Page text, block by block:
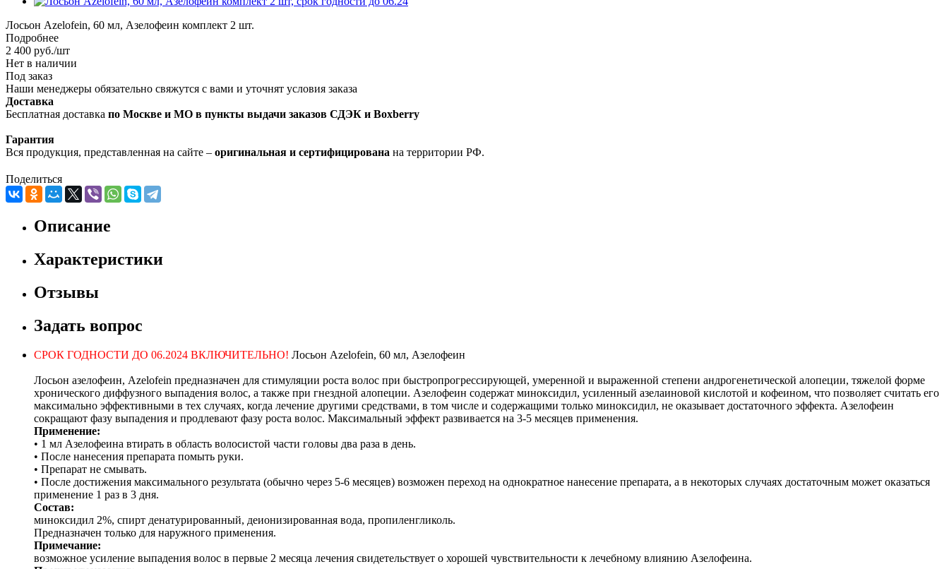
Лосьон Azelofein, 60 мл, Азелофеин комплект 2 шт.
Подробнее
2 400 руб./шт
Нет в наличии
Под заказ
Наши менеджеры обязательно свяжутся с вами и уточнят условия заказа
Доставка
Бесплатная доставка по Москве и МО в пункты выдачи заказов СДЭК и Boxberry
Гарантия
Вся продукция, представленная на сайте – оригинальная и сертифицирована на территории РФ.
Поделиться
Описание
Характеристики
Отзывы
Задать вопрос
СРОК ГОДНОСТИ ДО 06.2024 ВКЛЮЧИТЕЛЬНО! Лосьон Azelofein, 60 мл, Азелофеин
Лосьон азелофеин, Azelofein предназначен для стимуляции роста волос при быстропрогрессирующей, умеренной и выраженной степени андрогенетической алопеции, тяжелой форме
хронического диффузного выпадения волос, а также при гнездной алопеции. Азелофеин содержат миноксидил, усиленный азелаиновой кислотой и кофеином, что позволяет считать его
максимально эффективными в тех случаях, когда лечение другими средствами, в том числе и содержащими только миноксидил, не оказывает достаточного эффекта. Азелофеин
сокращают фазу выпадения и продлевают фазу роста волос. Максимальный эффект развивается на 3-5 месяцев применения.
Применение:
• 1 мл Азелофеина втирать в область волосистой части головы два раза в день.
• После нанесения препарата помыть руки.
• Препарат не смывать.
• После достижения максимального результата (обычно через 5-6 месяцев) возможен переход на однократное нанесение препарата, а в некоторых случаях достаточным может оказаться
применение 1 раз в 3 дня.
Состав:
миноксидил 2%, спирт денатурированный, деионизированная вода, пропиленгликоль.
Предназначен только для наружного применения.
Примечание:
возможное усиление выпадения волос в первые 2 месяца лечения свидетельствует о хорошей чувствительности к лечебному влиянию Азелофеина.